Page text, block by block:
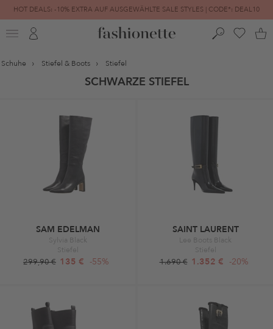
HOT DEALS: -10% EXTRA AUF AUSGEWÄHLTE SALE STYLES | CODE*: DEAL10
FINAL SALE | BIS ZU -80% REDUZIERT
Schuhe Stiefel & Boots Stiefel
SCHWARZE STIEFEL
SAM EDELMAN
Sylvia Black
Stiefel
299,90 € 135 € -55%
SAINT LAURENT
Lee Boots Black
Stiefel
1.690 € 1.352 € -20%